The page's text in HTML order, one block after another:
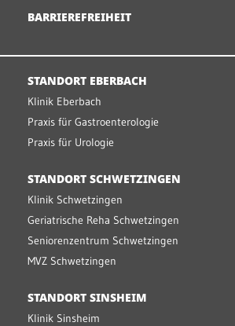
BARRIEREFREIHEIT
STANDORT EBERBACH
Klinik Eberbach
Praxis für Gastroenterologie
Praxis für Urologie
STANDORT SCHWETZINGEN
Klinik Schwetzingen
Geriatrische Reha Schwetzingen
Seniorenzentrum Schwetzingen
MVZ Schwetzingen
STANDORT SINSHEIM
Klinik Sinsheim